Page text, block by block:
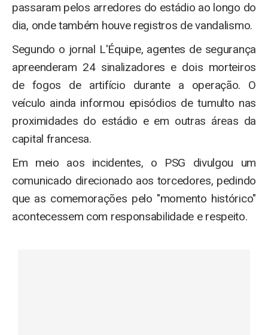
passaram pelos arredores do estádio ao longo do
dia, onde também houve registros de vandalismo.
Segundo o jornal L'Équipe, agentes de segurança
apreenderam 24 sinalizadores e dois morteiros
de fogos de artifício durante a operação. O
veículo ainda informou episódios de tumulto nas
proximidades do estádio e em outras áreas da
capital francesa.
Em meio aos incidentes, o PSG divulgou um
comunicado direcionado aos torcedores, pedindo
que as comemorações pelo "momento histórico"
acontecessem com responsabilidade e respeito.